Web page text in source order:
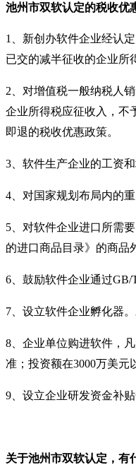
池州市双软认定的税收优
1
、新创办软件企业经认
已交的减半征收的企业所
2 、对增值税一般纳税人
企业所得税应征收入，不
即退的税收优惠政策。
3 、软件生产企业的工资
4 、对国家规划布局内的
5 、对软件企业进口所需
的进口商品目录》的商品
6 、鼓励软件企业通过GB/
7 、设立软件企业孵化器
8 、企业单位购进软件，
准；投资额在3000万美元
9 、设立企业研发资金补
关于池州市双软认定 ，